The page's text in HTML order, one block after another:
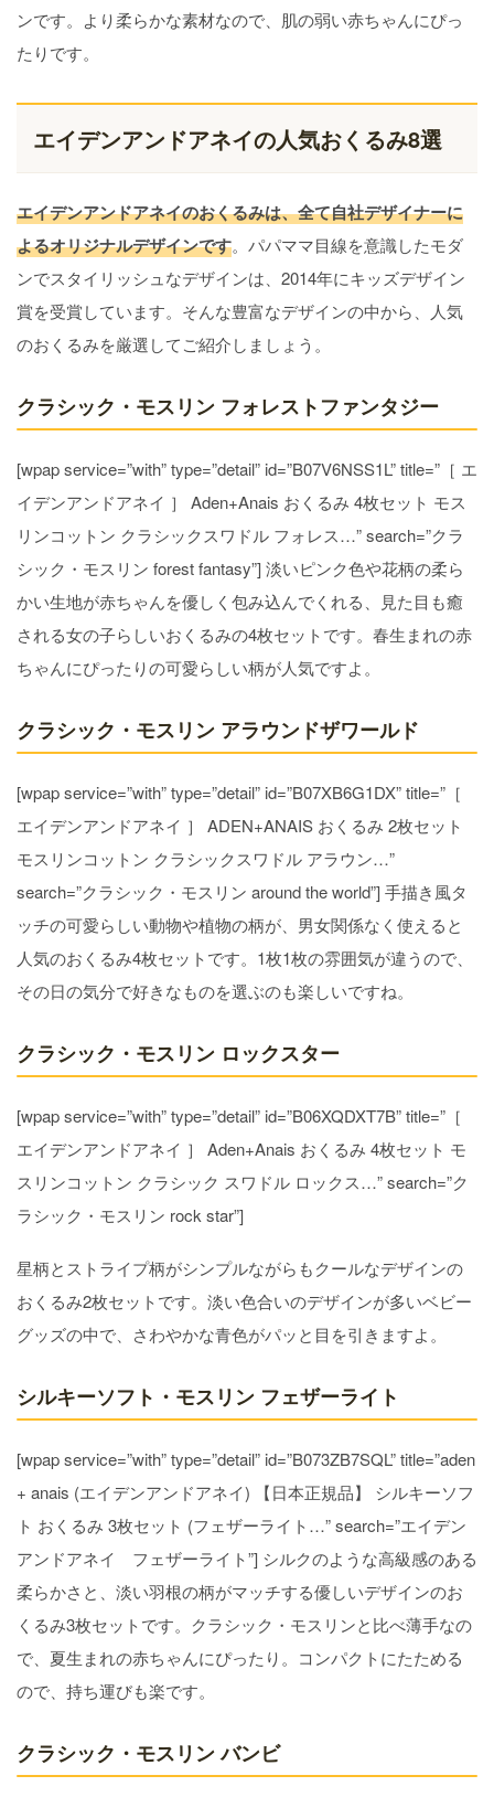
ンです。より柔らかな素材なので、肌の弱い赤ちゃんにぴっ
たりです。
エイデンアンドアネイの人気おくるみ8選
エイデンアンドアネイのおくるみは、全て自社デザイナーに
よるオリジナルデザインです。パパママ目線を意識したモダ
ンでスタイリッシュなデザインは、2014年にキッズデザイン
賞を受賞しています。そんな豊富なデザインの中から、人気
のおくるみを厳選してご紹介しましょう。
クラシック・モスリン フォレストファンタジー
[wpap service=”with” type=”detail” id=”B07V6NSS1L” title=”［ エ
イデンアンドアネイ ］ Aden+Anais おくるみ 4枚セット モス
リンコットン クラシックスワドル フォレス…” search=”クラ
シック・モスリン forest fantasy”] 淡いピンク色や花柄の柔ら
かい生地が赤ちゃんを優しく包み込んでくれる、見た目も癒
される女の子らしいおくるみの4枚セットです。春生まれの赤
ちゃんにぴったりの可愛らしい柄が人気ですよ。
クラシック・モスリン アラウンドザワールド
[wpap service=”with” type=”detail” id=”B07XB6G1DX” title=”［
エイデンアンドアネイ ］ ADEN+ANAIS おくるみ 2枚セット
モスリンコットン クラシックスワドル アラウン…”
search=”クラシック・モスリン around the world”] 手描き風タ
ッチの可愛らしい動物や植物の柄が、男女関係なく使えると
人気のおくるみ4枚セットです。1枚1枚の雰囲気が違うので、
その日の気分で好きなものを選ぶのも楽しいですね。
クラシック・モスリン ロックスター
[wpap service=”with” type=”detail” id=”B06XQDXT7B” title=”［
エイデンアンドアネイ ］ Aden+Anais おくるみ 4枚セット モ
スリンコットン クラシック スワドル ロックス…” search=”ク
ラシック・モスリン rock star”]
星柄とストライプ柄がシンプルながらもクールなデザインの
おくるみ2枚セットです。淡い色合いのデザインが多いベビー
グッズの中で、さわやかな青色がパッと目を引きますよ。
シルキーソフト・モスリン フェザーライト
[wpap service=”with” type=”detail” id=”B073ZB7SQL” title=”aden
+ anais (エイデンアンドアネイ) 【日本正規品】 シルキーソフ
ト おくるみ 3枚セット (フェザーライト…” search=”エイデン
アンドアネイ フェザーライト”] シルクのような高級感のある
柔らかさと、淡い羽根の柄がマッチする優しいデザインのお
くるみ3枚セットです。クラシック・モスリンと比べ薄手なの
で、夏生まれの赤ちゃんにぴったり。コンパクトにたためる
ので、持ち運びも楽です。
クラシック・モスリン バンビ